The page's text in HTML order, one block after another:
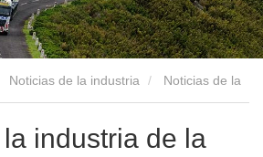
Noticias de la industria
industria de la